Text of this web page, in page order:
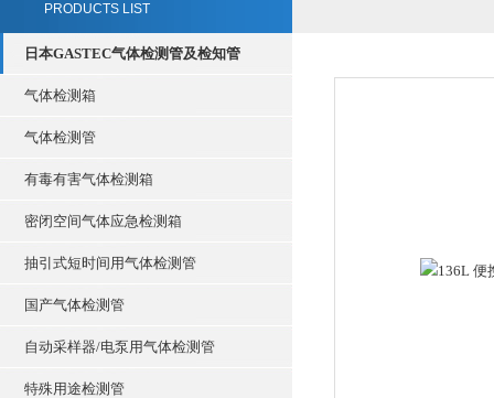
PRODUCTS LIST
日本GASTEC气体检测管及检知管
气体检测箱
气体检测管
有毒有害气体检测箱
密闭空间气体应急检测箱
抽引式短时间用气体检测管
国产气体检测管
自动采样器/电泵用气体检测管
特殊用途检测管